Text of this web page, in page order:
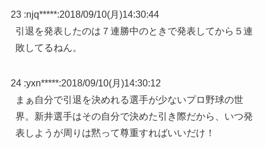
23 :njq*****:2018/09/10(月)14:30:44
引退を発表したのは７連勝中のときで発表してから５連
敗してるねん。
24 :yxn*****:2018/09/10(月)14:30:12
まぁ自分で引退を決めれる選手が少ないプロ野球の世
界。新井選手はその自分で決めた引き際だから、いつ発
表しようが周りは黙って尊重すればいいだけ！